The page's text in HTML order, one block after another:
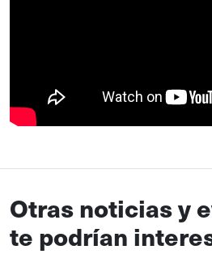
Otras noticias y
te podrían